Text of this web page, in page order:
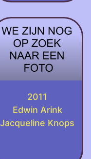
2011
Edwin Arink
Jacqueline Knops